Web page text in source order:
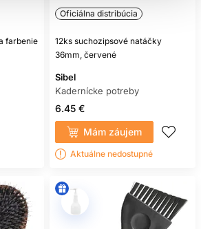
farbenie
Oficiálna distribúcia
12ks suchozipsové natáčky
36mm, červené
Sibel
Kadernícke potreby
6.45 €
Mám záujem
Aktuálne nedostupné